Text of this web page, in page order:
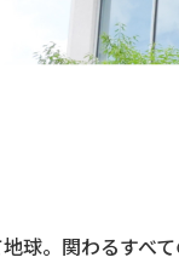
球。関わるすべ